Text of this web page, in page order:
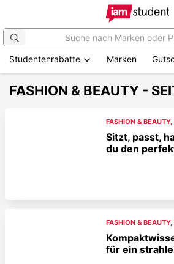
Studentenrabatte Marken
FASHION & BEAUTY -
FASHION & BEAUTY,
Sitzt, passt,
du den
FASHION & BEAUTY,
für ein